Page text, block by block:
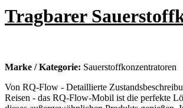
Tragbarer
Marke / Kategorie: Sauerstoffkonzentratoren
Von RQ-Flow - Detaillierte
Reisen - das RQ-Flow-Mobil ist die perfekte